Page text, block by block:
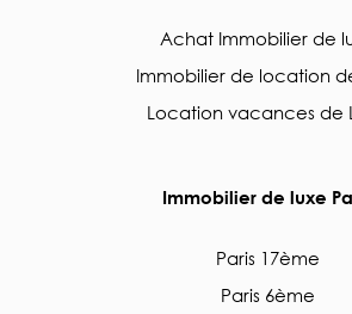
Achat Immobilier de
Immobilier de location
Location vacances de
Immobilier de luxe
Paris 17ème
Paris 6ème